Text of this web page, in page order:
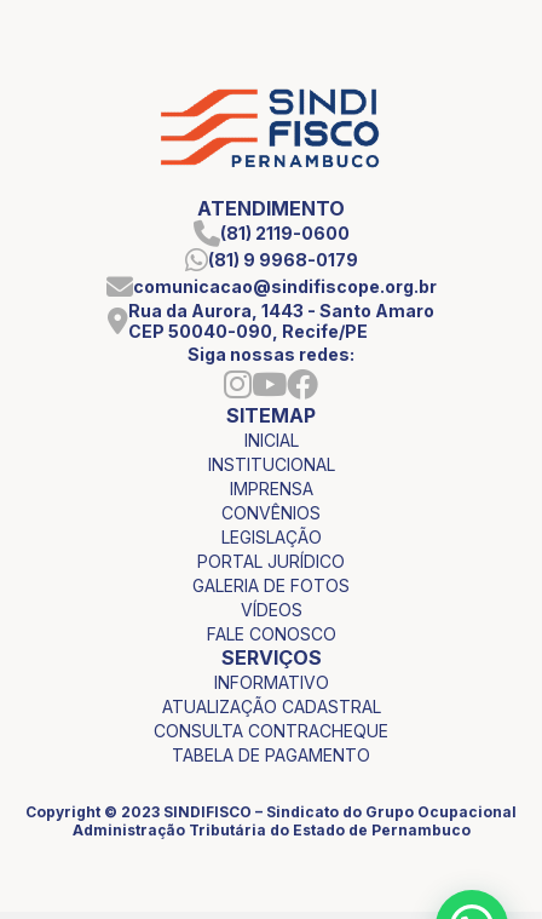
ATENDIMENTO
(81) 2119-0600
(81) 9 9968-0179
comunicacao@sindifiscope.org.br
Rua da Aurora, 1443 - Santo Amaro
CEP 50040-090, Recife/PE
Siga nossas redes:
SITEMAP
INICIAL
INSTITUCIONAL
IMPRENSA
CONVÊNIOS
LEGISLAÇÃO
PORTAL JURÍDICO
GALERIA DE FOTOS
VÍDEOS
FALE CONOSCO
SERVIÇOS
INFORMATIVO
ATUALIZAÇÃO CADASTRAL
CONSULTA CONTRACHEQUE
TABELA DE PAGAMENTO
Copyright © 2023 SINDIFISCO – Sindicato do Grupo Ocupacional
Administração Tributária do Estado de Pernambuco